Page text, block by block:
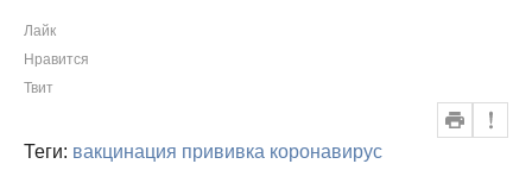
Лайк
Нравится
Твит
Теги: вакцинация прививка коронавирус